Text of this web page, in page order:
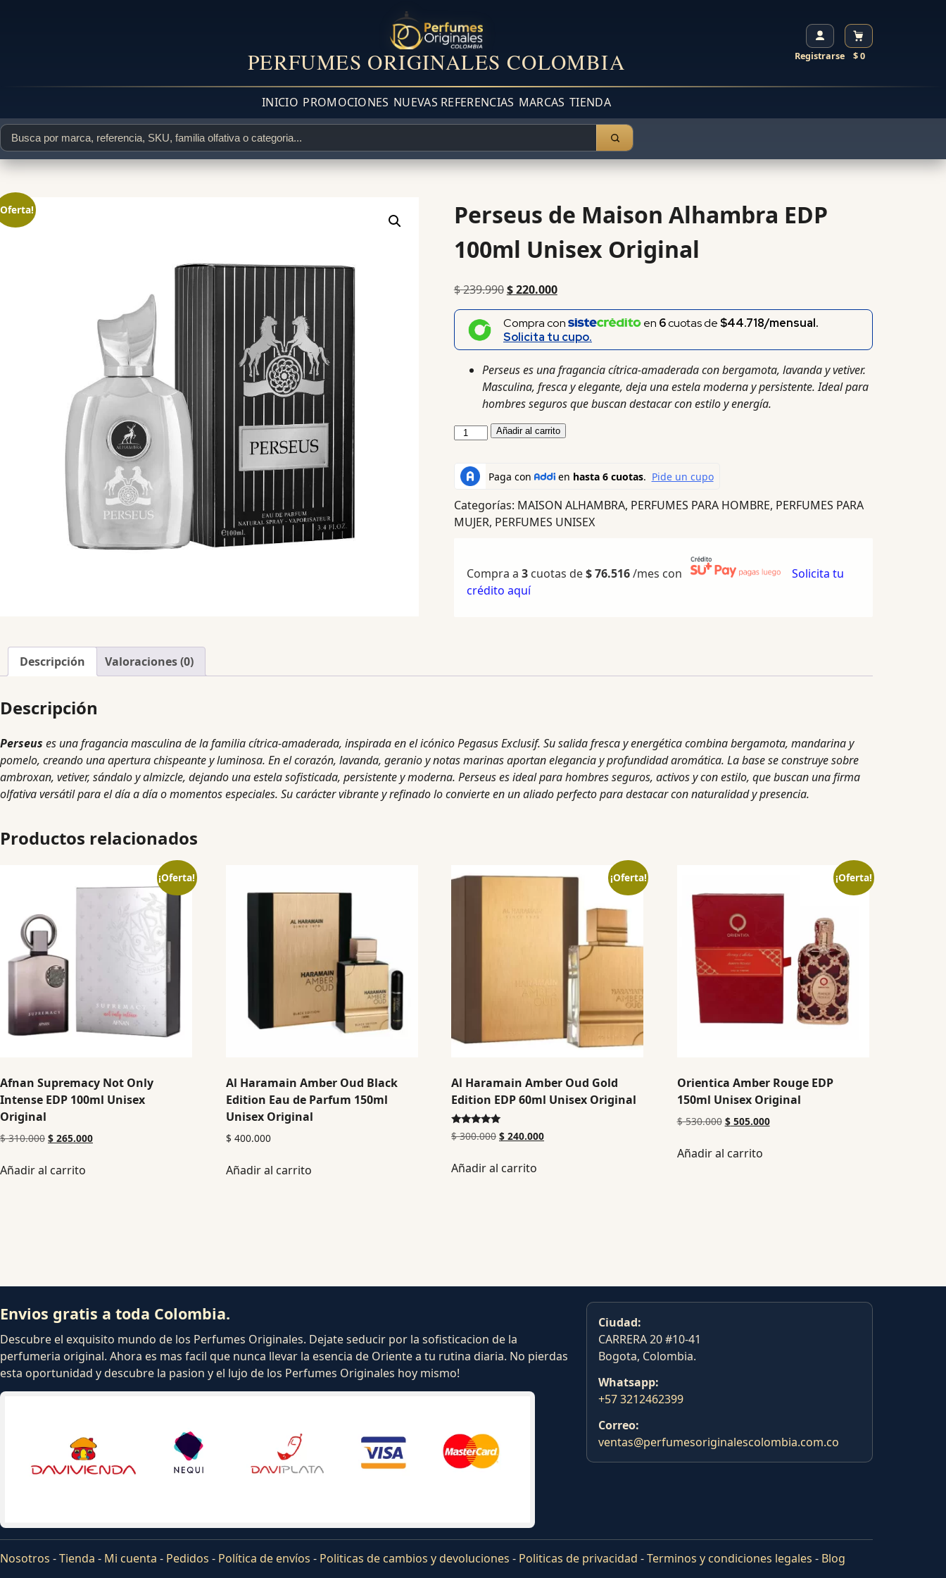
PERFUMES ORIGINALES COLOMBIA Registrarse $ 0
INICIO PROMOCIONES NUEVAS REFERENCIAS MARCAS TIENDA
Perseus de Maison Alhambra EDP
100ml Unisex Original
$239.990$220.000
Compra con en 6cuotas de $44.718/mensual.
Solicita tu cupo.
Perseus es una fragancia cítrica-amaderada con bergamota, lavanda y vetiver.
Masculina, fresca y elegante, deja una estela moderna y persistente. Ideal para
hombres seguros que buscan destacar con estilo y energía.
Añadir al carrito
Categorías: MAISON ALHAMBRA, PERFUMES PARA HOMBRE, PERFUMES PARA
MUJER, PERFUMES UNISEX
Compra a 3cuotas de$76.516/mes con
Solicita tu
crédito aquí
Descripción Valoraciones (0)
Descripción
Perseus es una fragancia masculina de la familia cítrica-amaderada, inspirada en el icónico Pegasus Exclusif. Su salida fresca y energética combina bergamota, mandarina y
pomelo, creando una apertura chispeante y luminosa. En el corazón, lavanda, geranio y notas marinas aportan elegancia y profundidad aromática. La base se construye sobre
ambroxan, vetiver, sándalo y almizcle, dejando una estela sofisticada, persistente y moderna. Perseus es ideal para hombres seguros, activos y con estilo, que buscan una firma
olfativa versátil para el día a día o momentos especiales. Su carácter vibrante y refinado lo convierte en un aliado perfecto para destacar con naturalidad y presencia.
Productos relacionados
¡Oferta!
Afnan Supremacy Not Only
Intense EDP 100ml Unisex
Original
$310.000 $ 265.000
Añadir al carrito
Al Haramain Amber Oud Black
Edition Eau de Parfum 150ml
Unisex Original
$ 400.000
Añadir al carrito
¡Oferta!
Al Haramain Amber Oud Gold
Edition EDP 60ml Unisex Original
Valorado en
5.00
$300.000 $ 240.000
Añadir al carrito
¡Oferta!
Orientica Amber Rouge EDP
150ml Unisex Original
$530.000 $505.000
Añadir al carrito
Envios gratis a toda Colombia.
Descubre el exquisito mundo de los Perfumes Originales. Dejate seducir por la sofisticacion de la
perfumeria original. Ahora es mas facil que nunca llevar la esencia de Oriente a tu rutina diaria. No pierdas
esta oportunidad y descubre la pasion y el lujo de los Perfumes Originales hoy mismo!
Ciudad:
CARRERA 20 #10-41
Bogota, Colombia.
Whatsapp:
+57 3212462399
Correo:
ventas@perfumesoriginalescolombia.com.co
Nosotros -Tienda - Mi cuenta - Pedidos - Política de envíos - Politicas de cambios y devoluciones - Politicas de privacidad -Terminos y condiciones legales - Blog